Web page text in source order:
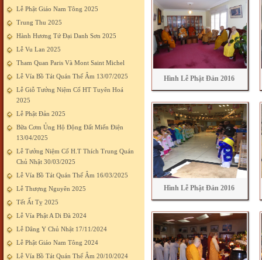
Lễ Phật Giáo Nam Tông 2025
Trung Thu 2025
Hành Hương Tứ Đại Danh Sơn 2025
Lễ Vu Lan 2025
Tham Quan Paris Và Mont Saint Michel
Lễ Vía Bồ Tát Quán Thế Âm 13/07/2025
Lễ Giỗ Tưởng Niệm Cố HT Tuyên Hoá
2025
Lễ Phật Đản 2025
Bữa Cơm Ủng Hộ Động Đất Miến Điện
13/04/2025
Lễ Tưởng Niệm Cố H.T Thích Trung Quán
Chủ Nhật 30/03/2025
Lễ Vía Bồ Tát Quán Thế Âm 16/03/2025
Lễ Thượng Nguyên 2025
Tết Ất Tỵ 2025
Lễ Vía Phật A Di Đà 2024
Lễ Dâng Y Chủ Nhật 17/11/2024
Lễ Phật Giáo Nam Tông 2024
Lễ Vía Bồ Tát Quán Thế Âm 20/10/2024
Hình Lễ Phật Đản 2016
Hình Lễ Phật Đản 2016